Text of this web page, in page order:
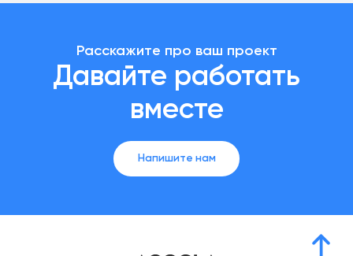
Расскажите про ваш проект
Давайте работать
вместе
Напишите нам